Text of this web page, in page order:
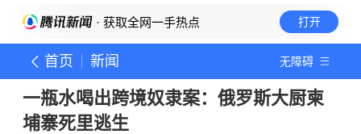
· 获取全网一手热点 打开
首页 新闻 无障碍
一瓶水喝出跨境奴隶案：俄罗斯大厨柬
埔寨死里逃生